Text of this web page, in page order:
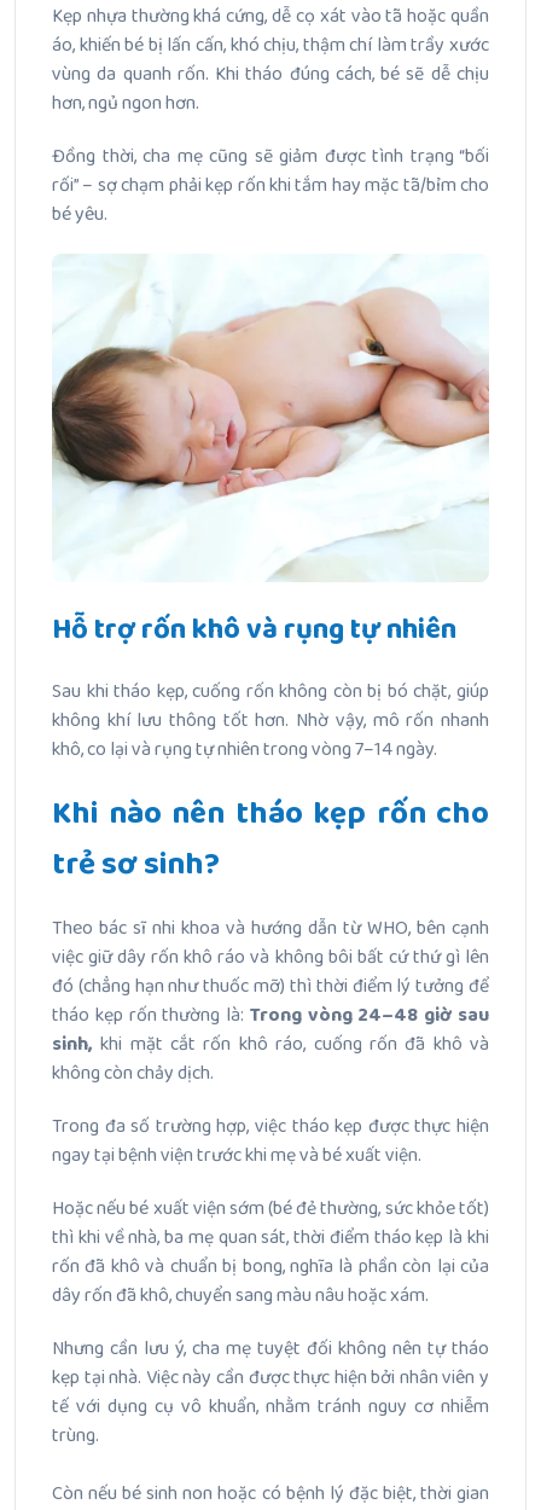
Kẹp nhựa thường khá cứng, dễ cọ xát vào tã hoặc quần
áo, khiến bé bị lấn cấn, khó chịu, thậm chí làm trầy xước
vùng da quanh rốn. Khi tháo đúng cách, bé sẽ dễ chịu
hơn, ngủ ngon hơn.
Đồng thời, cha mẹ cũng sẽ giảm được tình trạng “bối
rối” – sợ chạm phải kẹp rốn khi tắm hay mặc tã/bỉm cho
bé yêu.
Hỗ trợ rốn khô và rụng tự nhiên
Sau khi tháo kẹp, cuống rốn không còn bị bó chặt, giúp
không khí lưu thông tốt hơn. Nhờ vậy, mô rốn nhanh
khô, co lại và rụng tự nhiên trong vòng 7–14 ngày.
Khi nào nên tháo kẹp rốn cho
trẻ sơ sinh?
Theo bác sĩ nhi khoa và hướng dẫn từ WHO, bên cạnh
việc giữ dây rốn khô ráo và không bôi bất cứ thứ gì lên
đó (chẳng hạn như thuốc mỡ) thì thời điểm lý tưởng để
tháo kẹp rốn thường là: Trong vòng 24–48 giờ sau
sinh, khi mặt cắt rốn khô ráo, cuống rốn đã khô và
không còn chảy dịch.
Trong đa số trường hợp, việc tháo kẹp được thực hiện
ngay tại bệnh viện trước khi mẹ và bé xuất viện.
Hoặc nếu bé xuất viện sớm (bé đẻ thường, sức khỏe tốt)
thì khi về nhà, ba mẹ quan sát, thời điểm tháo kẹp là khi
rốn đã khô và chuẩn bị bong, nghĩa là phần còn lại của
dây rốn đã khô, chuyển sang màu nâu hoặc xám.
Nhưng cần lưu ý, cha mẹ tuyệt đối không nên tự tháo
kẹp tại nhà. Việc này cần được thực hiện bởi nhân viên y
tế với dụng cụ vô khuẩn, nhằm tránh nguy cơ nhiễm
trùng.
Còn nếu bé sinh non hoặc có bệnh lý đặc biệt, thời gian